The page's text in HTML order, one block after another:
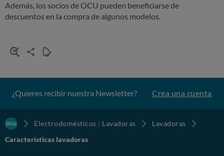
Además, los socios de OCU pueden beneficiarse de
descuentos en la compra de algunos modelos.
¿Quieres recibir nuestra Newsletter? Crea una cuenta
Electrodomésticos : Lavadoras
Lavadoras
Caracteristicas lavadoras